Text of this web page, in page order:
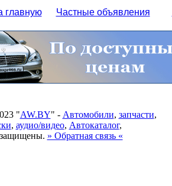
главную Частные объявления
"AW.BY" - Автомобили, запчасти,
, аудио/видео, Автокаталог,
» Обратная связь «